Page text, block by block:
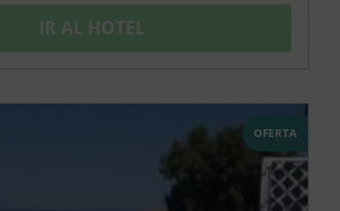
IR AL HOTEL
OFERTA